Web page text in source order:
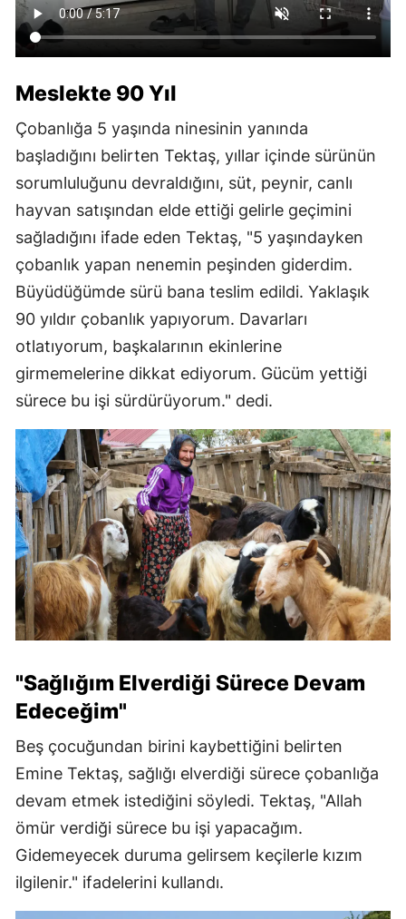
Meslekte 90 Yıl
Çobanlığa 5 yaşında ninesinin yanında
başladığını belirten Tektaş, yıllar içinde sürünün
sorumluluğunu devraldığını, süt, peynir, canlı
hayvan satışından elde ettiği gelirle geçimini
sağladığını ifade eden Tektaş, "5 yaşındayken
çobanlık yapan nenemin peşinden giderdim.
Büyüdüğümde sürü bana teslim edildi. Yaklaşık
90 yıldır çobanlık yapıyorum. Davarları
otlatıyorum, başkalarının ekinlerine
girmemelerine dikkat ediyorum. Gücüm yettiği
sürece bu işi sürdürüyorum." dedi.
"Sağlığım Elverdiği Sürece Devam
Edeceğim"
Beş çocuğundan birini kaybettiğini belirten
Emine Tektaş, sağlığı elverdiği sürece çobanlığa
devam etmek istediğini söyledi. Tektaş, "Allah
ömür verdiği sürece bu işi yapacağım.
Gidemeyecek duruma gelirsem keçilerle kızım
ilgilenir." ifadelerini kullandı.